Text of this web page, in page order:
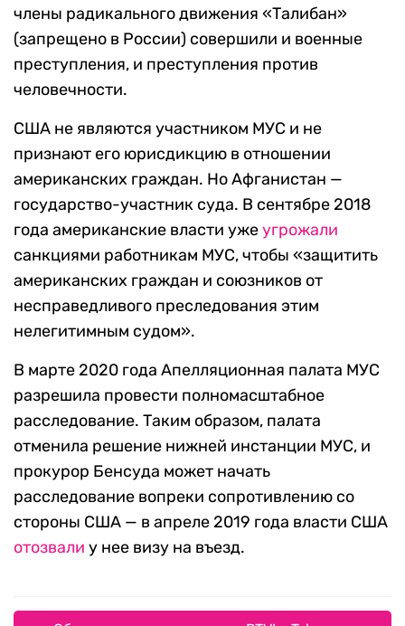
члены радикального движения «Талибан»
(запрещено в России) совершили и военные
преступления, и преступления против
человечности.
США не являются участником МУС и не
признают его юрисдикцию в отношении
американских граждан. Но Афганистан —
государство-участник суда. В сентябре 2018
года американские власти ужеугрожали
санкциями работникам МУС, чтобы «защитить
американских граждан и союзников от
несправедливого преследования этим
нелегитимным судом».
В марте 2020 года Апелляционная палата МУС
разрешила провести полномасштабное
расследование. Таким образом, палата
отменила решение нижней инстанции МУС, и
прокурор Бенсуда может начать
расследование вопреки сопротивлению со
стороны США — в апреле 2019 года власти США
отозвали у нее визу на въезд.